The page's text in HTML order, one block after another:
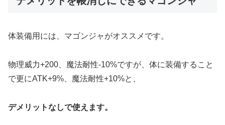
体装備用には、マゴンジャがオススメです。
物理威力+200、魔法耐性-10%ですが、体に装備すること
で更にATK+9%、魔法耐性+10%と、
デメリットなしで使えます。